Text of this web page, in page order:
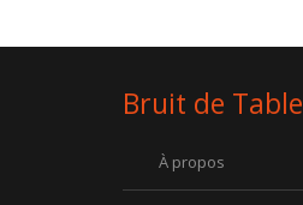
Bruit de Table
À propos